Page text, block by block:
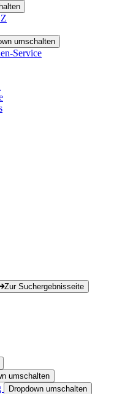
umschalten
Service
Zur Suchergebnisseite
umschalten
Dropdown umschalten